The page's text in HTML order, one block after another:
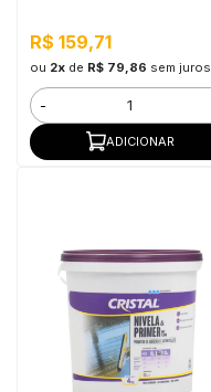
R$ 159,71
ou 2xde R$ 79,86 sem juros
-
ADICIONAR